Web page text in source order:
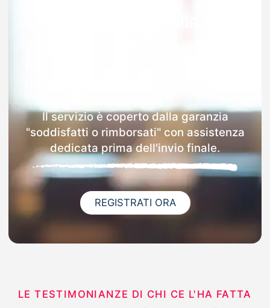
Il servizio è coperto dalla garanzia
"soddisfatti o rimborsati" con assistenza
dedicata prima dell'invio finale.
REGISTRATI ORA
LE TESTIMONIANZE DI CHI CE L'HA FATTA